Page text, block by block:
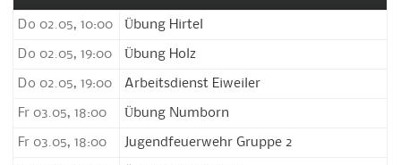
Do 02.05, 10:00 Übung Hirtel
Do 02.05, 19:00 Übung Holz
Do 02.05, 19:00 Arbeitsdienst Eiweiler
Fr 03.05, 18:00 Übung Numborn
Fr 03.05, 18:00 Jugendfeuerwehr Gruppe 2